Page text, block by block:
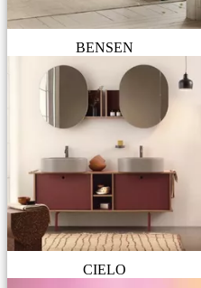
BENSEN
CIELO